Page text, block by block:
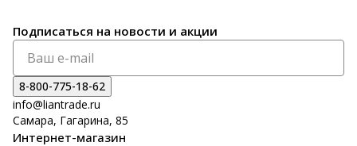
Подписаться на новости и акции
8-800-775-18-62
info@liantrade.ru
Самара, Гагарина, 85
Интернет-магазин